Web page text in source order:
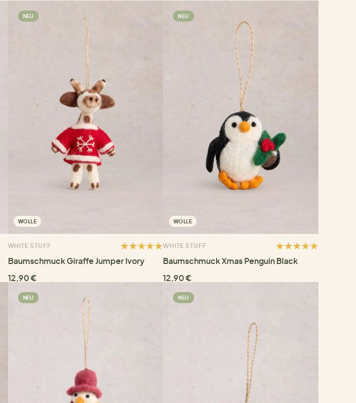
NEU
WOLLE
WHITE STUFF
Baumschmuck Giraffe Jumper Ivory
12,90 €
NEU
WOLLE
WHITE STUFF
Baumschmuck Xmas Penguin Black
12,90 €
NEU NEU